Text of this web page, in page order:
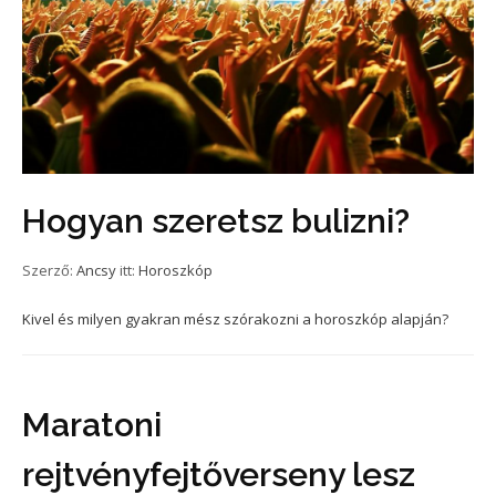
Hogyan szeretsz bulizni?
Szerző: Ancsy itt: Horoszkóp
Kivel és milyen gyakran mész szórakozni a horoszkóp alapján?
Maratoni
rejtvényfejtőverseny lesz